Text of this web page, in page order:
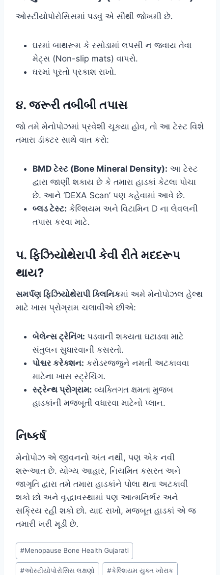
ઓસ્ટીયોપોરોસિસમાં પડવું એ સૌથી જોખમી છે.
ઘરમાં બાથરૂમ કે રસોડામાં લપસી ન જવાય તેવા
મેટ્સ (Non-slip mats) વાપરો.
ઘરમાં પૂરતો પ્રકાશ રાખો.
૪. જરૂરી તબીબી તપાસ
જો તમે મેનોપોઝમાં પ્રવેશી ચૂક્યા હોવ, તો આ ટેસ્ટ વિશે
તમારા ડૉક્ટર સાથે વાત કરો:
BMD ટેસ્ટ (Bone Mineral Density): આ ટેસ્ટ
દ્વારા જાણી શકાય છે કે તમારા હાડકાં કેટલા પોચા
છે. આને ‘DEXA Scan’ પણ કહેવામાં આવે છે.
બ્લડ ટેસ્ટ: કેલ્શિયમ અને વિટામિન D ના લેવલની
તપાસ કરવા માટે.
૫. ફિઝિયોથેરાપી કેવી રીતે મદદરૂપ
થાય?
સમર્પણ ફિઝિયોથેરાપી ક્લિનિકમાં અમે મેનોપોઝલ હેલ્થ
માટે ખાસ પ્રોગ્રામ ચલાવીએ છીએ:
બેલેન્સ ટ્રેનિંગ: પડવાની શક્યતા ઘટાડવા માટે
સંતુલન સુધારવાની કસરતો.
પોશ્ચર કરેક્શન: કરોડરજ્જુને નમતી અટકાવવા
માટેના ખાસ સ્ટ્રેચિંગ.
સ્ટ્રેન્થ પ્રોગ્રામ: વ્યક્તિગત ક્ષમતા મુજબ
હાડકાંની મજબૂતી વધારવા માટેનો પ્લાન.
નિષ્કર્ષ
મેનોપોઝ એ જીવનનો અંત નથી, પણ એક નવી
શરૂઆત છે. યોગ્ય આહાર, નિયમિત કસરત અને
જાગૃતિ દ્વારા તમે તમારા હાડકાંને પોલા થતા અટકાવી
શકો છો અને વૃદ્ધાવસ્થામાં પણ આત્મનિર્ભર અને
સક્રિય રહી શકો છો. યાદ રાખો, મજબૂત હાડકાં એ જ
તમારી ખરી મૂડી છે.
Post
Tags:
#Menopause Bone Health Gujarati
#ઓસ્ટીયોપોરોસિસ લક્ષણો #કેલ્શિયમ યુક્ત ખોરાક